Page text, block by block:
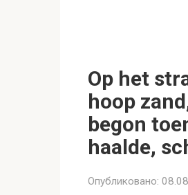
Op het
hoop
begon
haalde,
Опубликовано: